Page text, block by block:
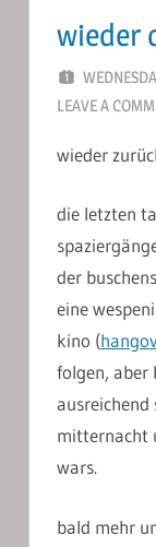
wieder
LEAVE A
wieder
die letzten
der
eine
kino (
folgen, aber
ausreichend
mitternacht
wars.
bald mehr